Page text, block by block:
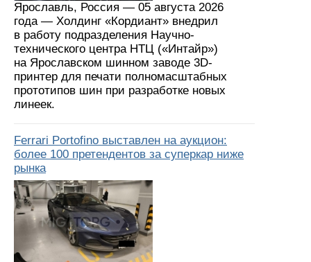
Ярославль, Россия — 05 августа 2026
года — Холдинг «Кордиант» внедрил
в работу подразделения Научно-
технического центра НТЦ («Интайр»)
на Ярославском шинном заводе 3D-
принтер для печати полномасштабных
прототипов шин при разработке новых
линеек.
Ferrari Portofino выставлен на аукцион:
более 100 претендентов за суперкар ниже
рынка